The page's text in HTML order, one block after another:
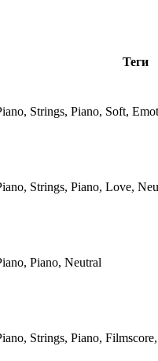
Теги
Strings, Piano, Soft,
Strings, Piano, Love,
Piano, Neutral
Strings, Piano,